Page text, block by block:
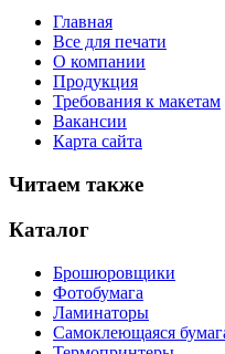
Главная
Все для печати
О компании
Продукция
Требования к макетам
Вакансии
Карта сайта
Читаем также
Каталог
Брошюровщики
Фотобумага
Ламинаторы
Самоклеющаяся